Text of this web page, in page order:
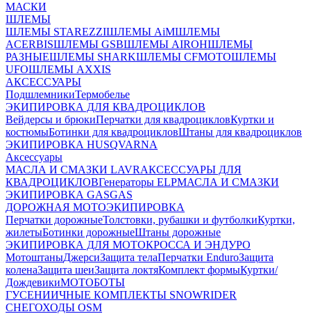
МАСКИ
ШЛЕМЫ
ШЛЕМЫ STAREZZIШЛЕМЫ AiMШЛЕМЫ
ACERBISШЛЕМЫ GSBШЛЕМЫ AIROHШЛЕМЫ
РАЗНЫЕШЛЕМЫ SHARKШЛЕМЫ CFMOTOШЛЕМЫ
UFOШЛЕМЫ AXXIS
АКСЕССУАРЫ
ПодшлемникиТермобелье
ЭКИПИРОВКА ДЛЯ КВАДРОЦИКЛОВ
Вейдерсы и брюкиПерчатки для квадроцикловКуртки и
костюмыБотинки для квадроцикловШтаны для квадроциклов
ЭКИПИРОВКА HUSQVARNA
Аксессуары
МАСЛА И СМАЗКИ LAVRАКСЕССУАРЫ ДЛЯ
КВАДРОЦИКЛОВГенераторы ELPМАСЛА И СМАЗКИ
ЭКИПИРОВКА GASGAS
ДОРОЖНАЯ МОТОЭКИПИРОВКА
Перчатки дорожныеТолстовки, рубашки и футболкиКуртки,
жилетыБотинки дорожныеШтаны дорожные
ЭКИПИРОВКА ДЛЯ МОТОКРОССА И ЭНДУРО
МотоштаныДжерсиЗащита телаПерчатки EnduroЗащита
коленаЗащита шеиЗащита локтяКомплект формыКуртки/
ДождевикиМОТОБОТЫ
ГУСЕНИИЧНЫЕ КОМПЛЕКТЫ SNOWRIDER
СНЕГОХОДЫ OSM